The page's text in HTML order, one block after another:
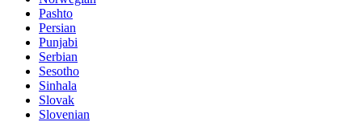
Pashto
Persian
Punjabi
Serbian
Sesotho
Sinhala
Slovak
Slovenian